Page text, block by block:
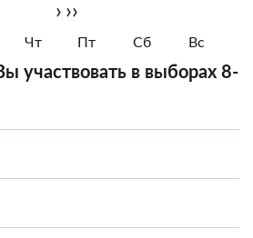
› ››
Чт Пт Сб Вс
участвовать в выборах 8-